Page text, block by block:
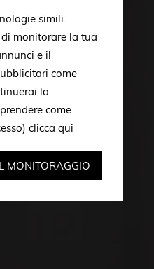
simili.
monitorare la tua
e il
come
la
come
clicca qui
MONITORAGGIO